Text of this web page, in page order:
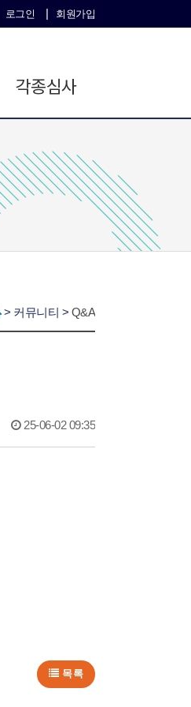
로그인 회원가입
각종심사
> 커뮤니티 > Q&A
25-06-02 09:35
목록